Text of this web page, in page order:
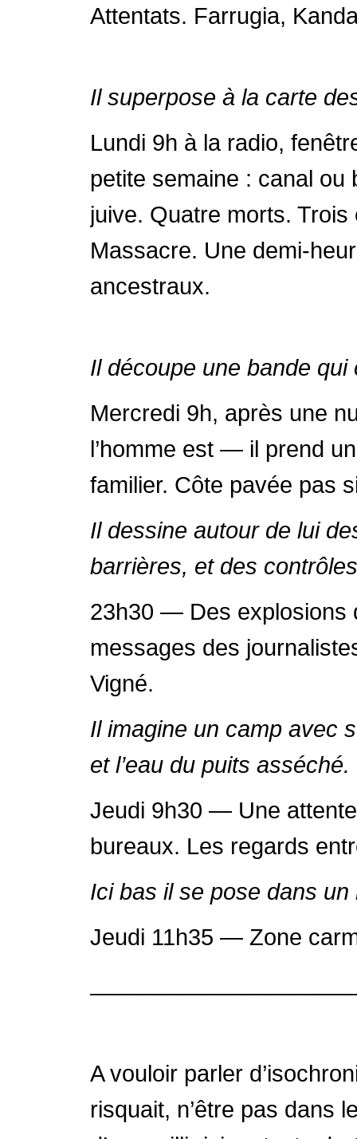
Attentats. Farrugia,
Il superpose à la carte
Lundi 9h à la radio,
petite semaine : canal
juive. Quatre morts.
Massacre. Une demi-
ancestraux.
Il découpe une bande qui
Mercredi 9h, après une
l’homme est — il prend
familier. Côte pavée pas
Il dessine autour de lui
barrières, et des
23h30 — Des explosions
messages des
Vigné.
Il imagine un camp avec
et l’eau du puits asséché.
Jeudi 9h30 — Une
bureaux. Les regards
Ici bas il se pose dans un
Jeudi 11h35 — Zone
A vouloir parler
risquait, n’être pas dans